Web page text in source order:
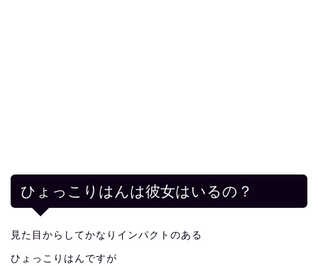
ひょっこりはんは彼女はいるの？
見た目からしてかなりインパクトのある
ひょっこりはんですが